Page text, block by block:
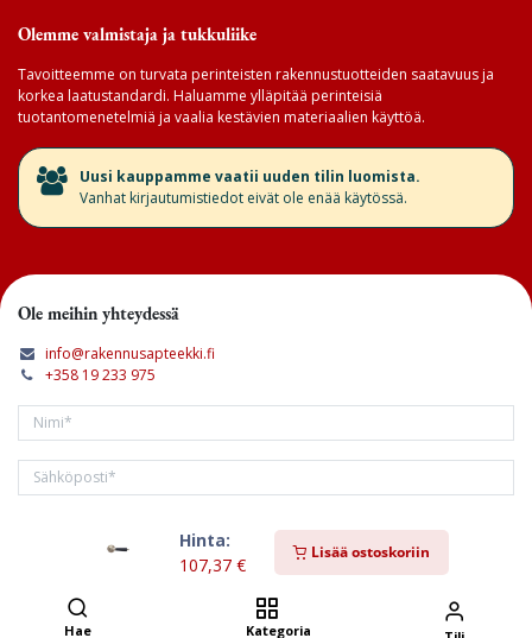
Hinta:
107,37€
Lisää ostoskoriin
Hae Kategoria
Olemme valmistaja ja tukkuliike
Tavoitteemme on turvata perinteisten rakennustuotteiden saatavuus ja
korkea laatustandardi. Haluamme ylläpitää perinteisiä
tuotantomenetelmiä ja vaalia kestävien materiaalien käyttöä.
​Uusi kauppamme vaatii uuden tilin luomista.
Vanhat kirjautumistiedot eivät ole enää käytössä.
Ole meihin yhteydessä
info@rakennusapteekki.fi
+358 19 233 975
Tilaa kirjeemme